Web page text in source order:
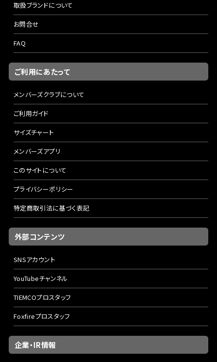
取扱ブランドについて
お問合せ
FAQ
ご利用にあたって
メンバーズクラブについて
ご利用ガイド
サイズチャート
メンバーズアプリ
このサイトについて
プライバシーポリシー
特定商取引法に基づく表記
外部コンテンツ
SNSアカウント
YouTubeチャンネル
TIEMCOプロスタッフ
Foxfireプロスタッフ
企業・IR情報